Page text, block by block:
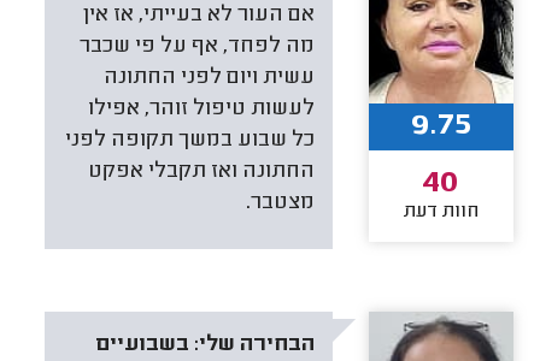
אם העור לא בעייתי, אז אין
מה לפחד, אף על פי שכבר
עשית ויום לפני החתונה
לעשות טיפול זוהר, אפילו
כל שבוע במשך תקופה לפני
החתונה ואז תקבלי אפקט
מצטבר.
9.75
40
חוות דעת
הבחירה שלי: בשבועיים